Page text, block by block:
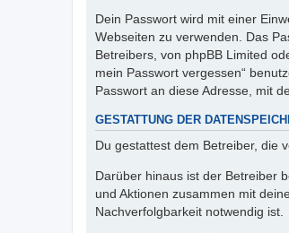
Dein Passwort wird mit einer
Webseiten zu verwenden. Das
Betreibers, von phpBB Limited
mein Passwort vergessen“
Passwort an diese Adresse, mit
GESTATTUNG DER
Du gestattest dem Betreiber, die
Darüber hinaus ist der Betreiber
und Aktionen zusammen mit
Nachverfolgbarkeit notwendig ist.